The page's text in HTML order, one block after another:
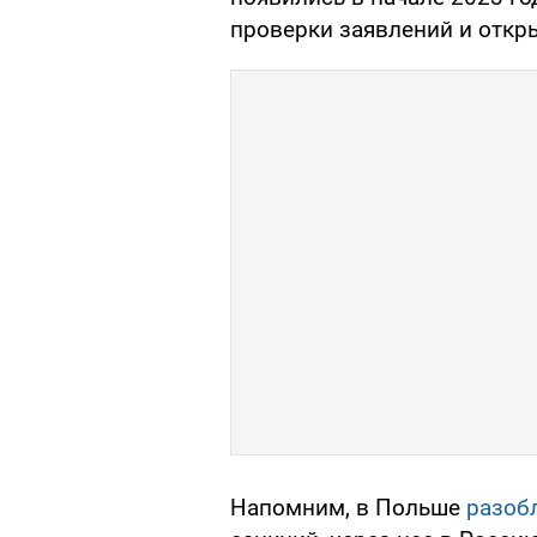
проверки заявлений и
Напомним, в Польше